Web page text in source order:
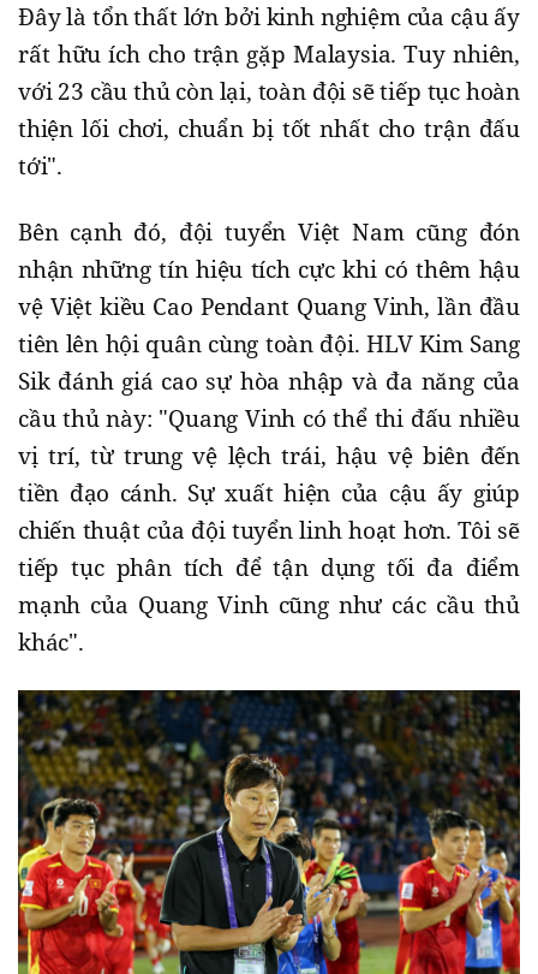
Đây là tổn thất lớn bởi kinh nghiệm của cậu ấy
rất hữu ích cho trận gặp Malaysia. Tuy nhiên,
với 23 cầu thủ còn lại, toàn đội sẽ tiếp tục hoàn
thiện lối chơi, chuẩn bị tốt nhất cho trận đấu
tới".
Bên cạnh đó, đội tuyển Việt Nam cũng đón
nhận những tín hiệu tích cực khi có thêm hậu
vệ Việt kiều Cao Pendant Quang Vinh, lần đầu
tiên lên hội quân cùng toàn đội. HLV Kim Sang
Sik đánh giá cao sự hòa nhập và đa năng của
cầu thủ này: "Quang Vinh có thể thi đấu nhiều
vị trí, từ trung vệ lệch trái, hậu vệ biên đến
tiền đạo cánh. Sự xuất hiện của cậu ấy giúp
chiến thuật của đội tuyển linh hoạt hơn. Tôi sẽ
tiếp tục phân tích để tận dụng tối đa điểm
mạnh của Quang Vinh cũng như các cầu thủ
khác".